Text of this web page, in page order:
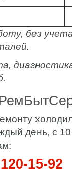
без
день, с
15-92